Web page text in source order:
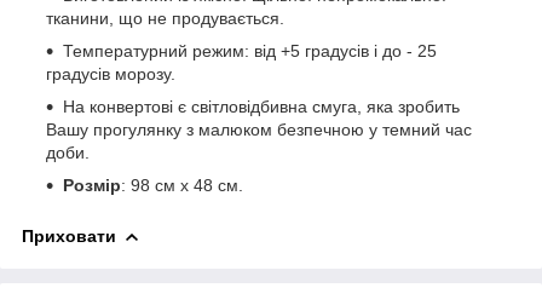
тканини, що не продувається.
Температурний режим: від +5 градусів і до - 25
градусів морозу.
На конвертові є світловідбивна смуга, яка зробить
Вашу прогулянку з малюком безпечною у темний час
доби.
Розмір: 98 cм x 48 см.
Приховати